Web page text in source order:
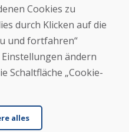
Ski bestellt und
Cookies zu
durch Klicken auf die
und fortfahren“
ändern
Schaltfläche „Cookie-
alles